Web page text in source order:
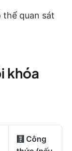
thể quan sát
khóa
🧮 Công